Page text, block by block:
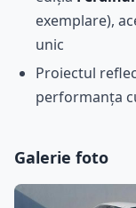
exemplare),
unic
Proiectul
performanța
Galerie foto